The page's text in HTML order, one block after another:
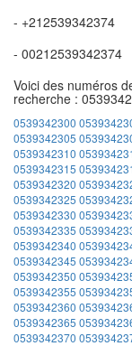
- +212539342374
- 00212539342374
Voici des numéros
recherche :
0539342300
0539342305
0539342310
0539342315
0539342320
0539342325
0539342330
0539342335
0539342340
0539342345
0539342350
0539342355
0539342360
0539342365
0539342370